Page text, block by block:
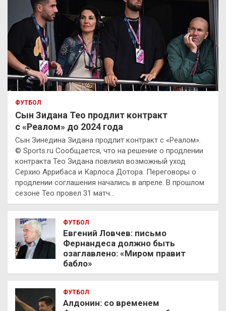
ФУТБОЛ
Сын Зидана Тео продлит контракт
с «Реалом» до 2024 года
Сын Зинедина Зидана продлит контракт с «Реалом».
© Sports.ru Сообщается, что на решение о продлении
контракта Тео Зидана повлиял возможный уход
Серхио Аррибаса и Карлоса Дотора. Переговоры о
продлении соглашения начались в апреле. В прошлом
сезоне Тео провел 31 матч…
ФУТБОЛ
Евгений Ловчев: письмо
Фернандеса должно быть
озаглавлено: «Миром правит
бабло»
ФУТБОЛ
Алдонин: со временем